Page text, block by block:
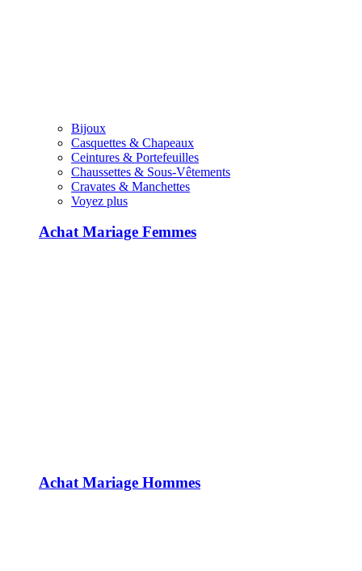
Bijoux
Casquettes & Chapeaux
Ceintures & Portefeuilles
Chaussettes & Sous-Vêtements
Cravates & Manchettes
Voyez plus
Achat Mariage Femmes
Achat Mariage Hommes